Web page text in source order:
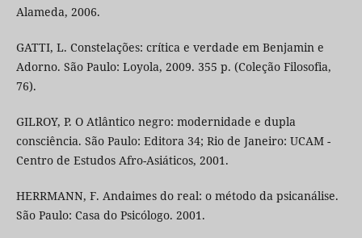
Alameda, 2006.
GATTI, L. Constelações: crítica e verdade em Benjamin e
Adorno. São Paulo: Loyola, 2009. 355 p. (Coleção Filosofia,
76).
GILROY, P. O Atlântico negro: modernidade e dupla
consciência. São Paulo: Editora 34; Rio de Janeiro: UCAM -
Centro de Estudos Afro-Asiáticos, 2001.
HERRMANN, F. Andaimes do real: o método da psicanálise.
São Paulo: Casa do Psicólogo. 2001.